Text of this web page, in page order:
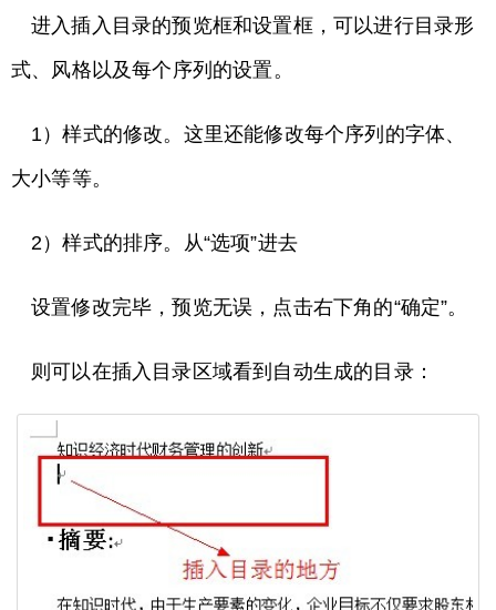
进入插入目录的预览框和设置框，可以进行目录形
式、风格以及每个序列的设置。
1）样式的修改。这里还能修改每个序列的字体、
大小等等。
2）样式的排序。从“选项”进去
设置修改完毕，预览无误，点击右下角的“确定”。
则可以在插入目录区域看到自动生成的目录：